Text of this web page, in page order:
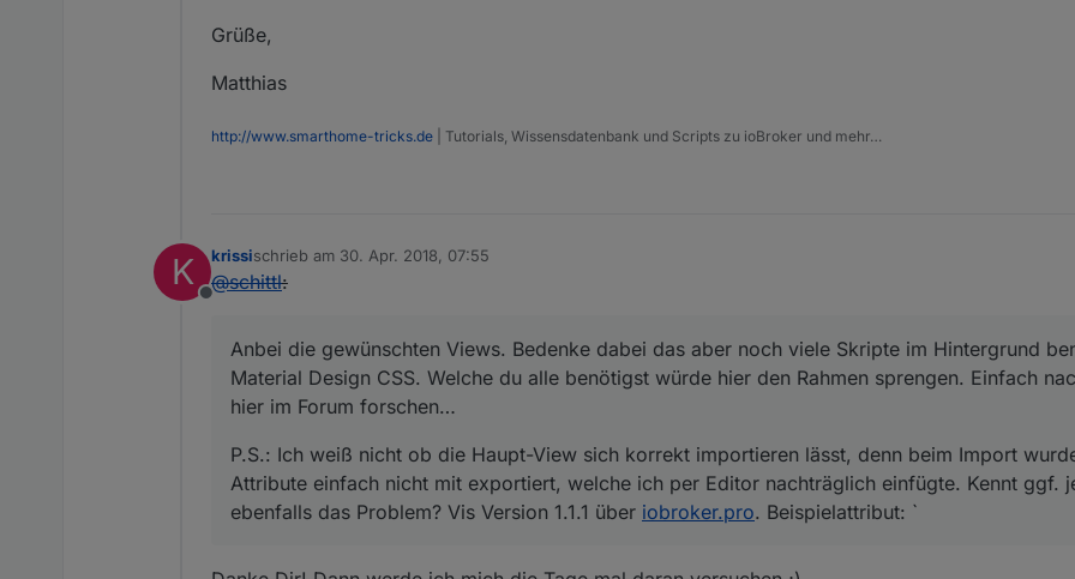
Grüße,
Matthias
http://www.smarthome-tricks.de | Tutorials, Wissensdatenbank und Scripts zu ioBroker und mehr…
K
Offline
krissischrieb am 30. Apr. 2018, 07:55
zuletzt editiert von
@schittl:
Anbei die gewünschten Views. Bedenke dabei das aber noch viele Skripte im Hintergrund
Material Design CSS. Welche du alle benötigst würde hier den Rahmen sprengen. Einfach
hier im Forum forschen…
P.S.: Ich weiß nicht ob die Haupt-View sich korrekt importieren lässt, denn beim Import
Attribute einfach nicht mit exportiert, welche ich per Editor nachträglich einfügte. Kennt ggf.
ebenfalls das Problem? Vis Version 1.1.1 über iobroker.pro. Beispielattribut: `